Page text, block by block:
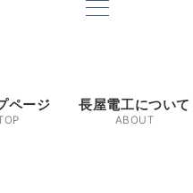
ページ 長屋電工について
ABOUT